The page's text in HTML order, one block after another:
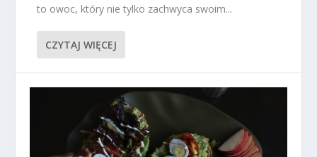
to owoc, który nie tylko zachwyca swoim...
CZYTAJ WIĘCEJ